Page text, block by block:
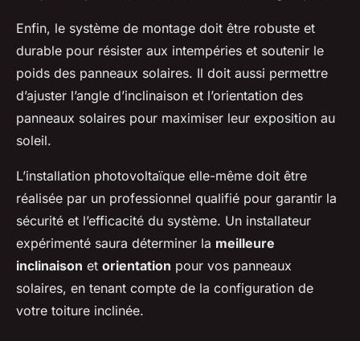
Enfin, le système de montage doit être robuste et
durable pour résister aux intempéries et soutenir le
poids des panneaux solaires. Il doit aussi permettre
d’ajuster l’angle d’inclinaison et l’orientation des
panneaux solaires pour maximiser leur exposition au
soleil.
L’installation photovoltaïque elle-même doit être
réalisée par un professionnel qualifié pour garantir la
sécurité et l’efficacité du système. Un installateur
expérimenté saura déterminer la meilleure
inclinaison et orientation pour vos panneaux
solaires, en tenant compte de la configuration de
votre toiture inclinée.